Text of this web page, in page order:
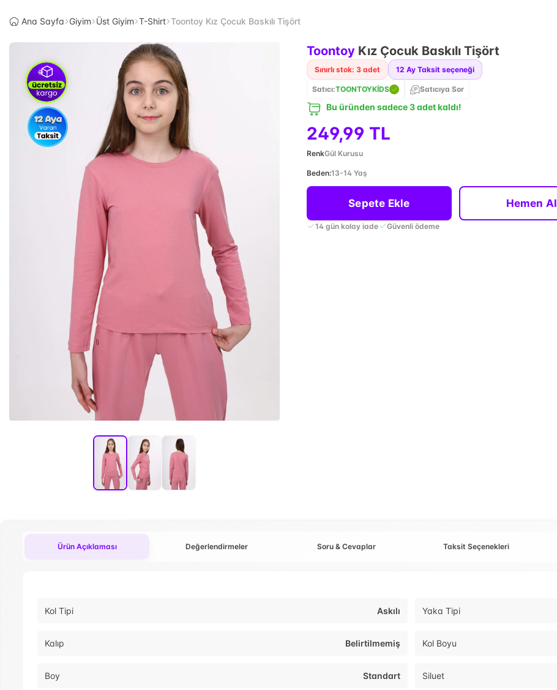
Ana Sayfa Giyim Üst Giyim T-Shirt Toontoy Kız Çocuk Baskılı Tişört
Toontoy Kız Çocuk Baskılı Tişört
Sınırlı stok: 3 adet 12 Ay Taksit seçeneği
Satıcı:TOONTOYKİDS Satıcıya Sor
Bu üründen sadece 3 adet kaldı!
249,99 TL
RenkGül Kurusu
Beden:13-14 Yaş
Sepete Ekle Hemen Al
14 gün kolay iade Güvenli ödeme
Ürün Açıklaması Değerlendirmeler Soru & Cevaplar Taksit Seçenekleri
Kol Tipi Askılı Yaka Tipi
Kalıp Belirtilmemiş Kol Boyu
Boy Standart Siluet